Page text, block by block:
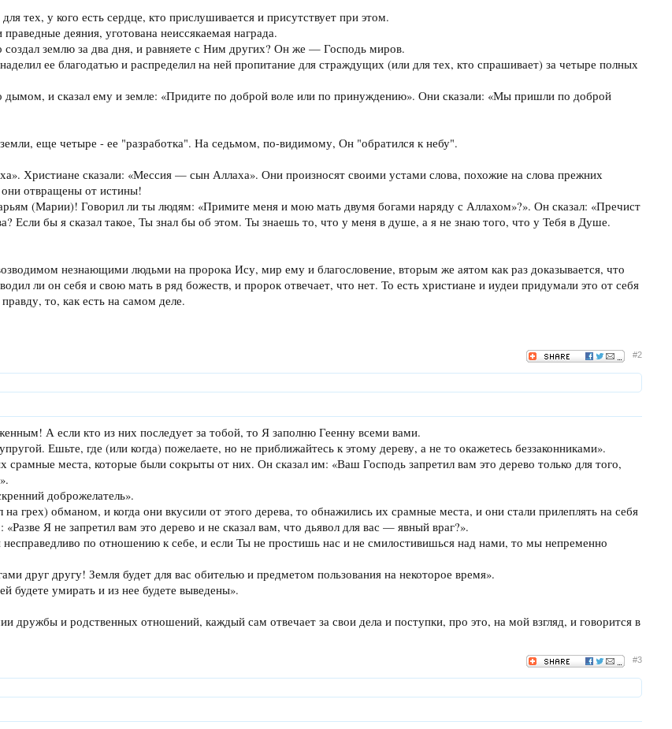
тех, у кого есть сердце, кто прислушивается и присутствует при этом.
деяния, уготована неиссякаемая награда.
землю за два дня, и равняете с Ним других? Он же — Господь миров.
ее благодатью и распределил на ней пропитание для страждущих (или для тех, кто спрашивает) за четыре полных
дымом, и сказал ему и земле: «Придите по доброй воле или по принуждению». Они сказали: «Мы пришли по доброй
еще четыре - ее "разработка". На седьмом, по-видимому, Он "обратился к небу".
Христиане сказали: «Мессия — сын Аллаха». Они произносят своими устами слова, похожие на слова прежних
отвращены от истины!
(Марии)! Говорил ли ты людям: «Примите меня и мою мать двумя богами наряду с Аллахом»?». Он сказал: «Пречист
Если бы я сказал такое, Ты знал бы об этом. Ты знаешь то, что у меня в душе, а я не знаю того, что у Тебя в Душе.
незнающими людьми на пророка Ису, мир ему и благословение, вторым же аятом как раз доказывается, что
ли он себя и свою мать в ряд божеств, и пророк отвечает, что нет. То есть христиане и иудеи придумали это от себя
то, как есть на самом деле.
#2
А если кто из них последует за тобой, то Я заполню Геенну всеми вами.
Ешьте, где (или когда) пожелаете, но не приближайтесь к этому дереву, а не то окажетесь беззаконниками».
срамные места, которые были сокрыты от них. Он сказал им: «Ваш Господь запретил вам это дерево только для того,
доброжелатель».
грех) обманом, и когда они вкусили от этого дерева, то обнажились их срамные места, и они стали прилеплять на себя
«Разве Я не запретил вам это дерево и не сказал вам, что дьявол для вас — явный враг?».
по отношению к себе, и если Ты не простишь нас и не смилостивишься над нами, то мы непременно
друг другу! Земля будет для вас обителью и предметом пользования на некоторое время».
будете умирать и из нее будете выведены».
дружбы и родственных отношений, каждый сам отвечает за свои дела и поступки, про это, на мой взгляд, и говорится в
#3